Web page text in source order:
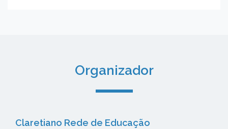
Organizador
Claretiano Rede de Educação